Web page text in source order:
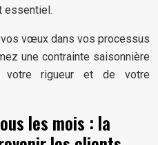
essentiel.
vos vœux dans vos processus
une contrainte saisonnière
votre rigueur et de votre
les mois : la